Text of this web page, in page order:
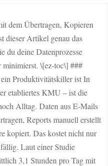
dem Übertragen, Kopieren
dieser Artikel genau das
du deine Datenprozesse
minimierst. \[ez-toc\] ###
Produktivitätskiller ist In
etabliertes KMU – ist die
Alltag. Daten aus E-Mails
Reports manuell erstellt
kopiert. Das kostet nicht nur
Laut einer Studie
3,1 Stunden pro Tag mit